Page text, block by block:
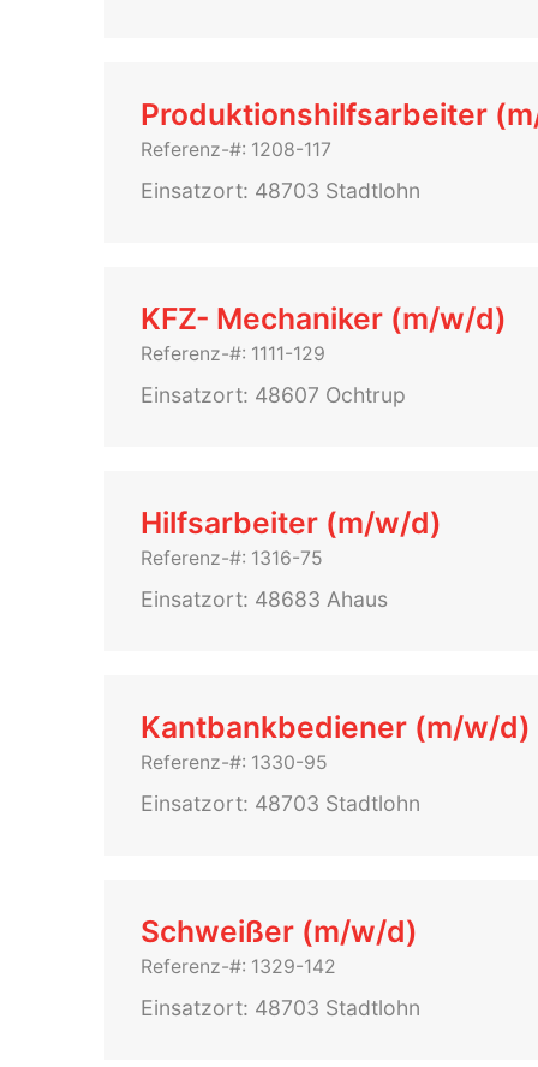
Produktionshilfsarbeiter
Referenz-#: 1208-117
Einsatzort: 48703 Stadtlohn
KFZ- Mechaniker (m/w/d)
Referenz-#: 1111-129
Einsatzort: 48607 Ochtrup
Hilfsarbeiter (m/w/d)
Referenz-#: 1316-75
Einsatzort: 48683 Ahaus
Kantbankbediener (m/w/d)
Referenz-#: 1330-95
Einsatzort: 48703 Stadtlohn
Schweißer (m/w/d)
Referenz-#: 1329-142
Einsatzort: 48703 Stadtlohn